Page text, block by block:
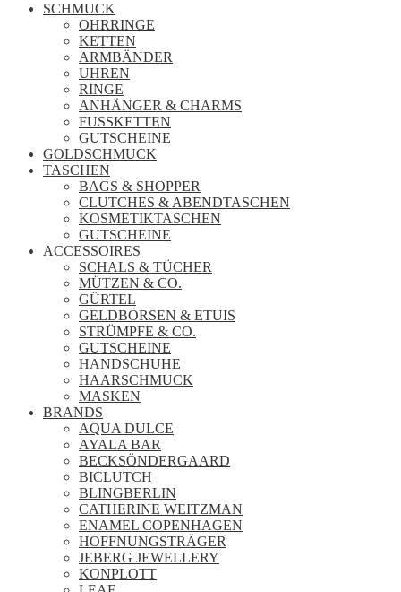
SCHMUCK
OHRRINGE
KETTEN
ARMBÄNDER
UHREN
RINGE
ANHÄNGER & CHARMS
FUSSKETTEN
GUTSCHEINE
GOLDSCHMUCK
TASCHEN
BAGS & SHOPPER
CLUTCHES & ABENDTASCHEN
KOSMETIKTASCHEN
GUTSCHEINE
ACCESSOIRES
SCHALS & TÜCHER
MÜTZEN & CO.
GÜRTEL
GELDBÖRSEN & ETUIS
STRÜMPFE & CO.
GUTSCHEINE
HANDSCHUHE
HAARSCHMUCK
MASKEN
BRANDS
AQUA DULCE
AYALA BAR
BECKSÖNDERGAARD
BICLUTCH
BLINGBERLIN
CATHERINE WEITZMAN
ENAMEL COPENHAGEN
HOFFNUNGSTRÄGER
JEBERG JEWELLERY
KONPLOTT